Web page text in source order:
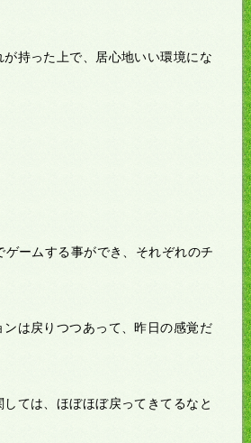
が持った上で、居心地いい環境にな
ームする事ができ、それぞれのチ
は戻りつつあって、昨日の感覚だ
ては、ほぼほぼ戻ってきてるなと